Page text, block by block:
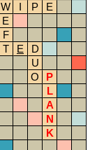
W
I P
E
E
F
T E
D
U
O
P
L
A
N
K